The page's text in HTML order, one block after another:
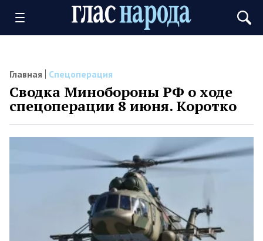
Главная Спецоперация
Сводка Минобороны РФ о ходе
спецоперации 8 июня. Коротко